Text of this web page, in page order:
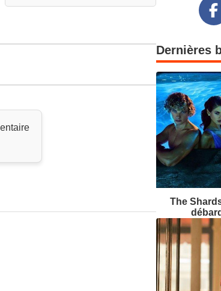
Dernières
The